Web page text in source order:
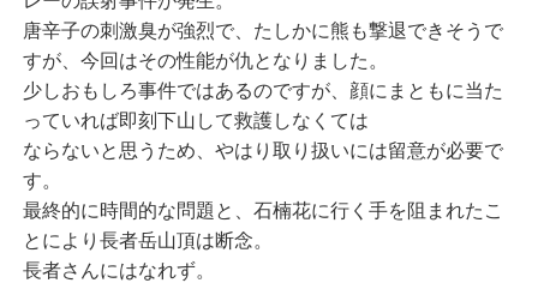
唐辛子の刺激臭が強烈で、たしかに熊も撃退できそうで
すが、今回はその性能が仇となりました。
少しおもしろ事件ではあるのですが、顔にまともに当た
っていれば即刻下山して救護しなくては
ならないと思うため、やはり取り扱いには留意が必要で
す。
最終的に時間的な問題と、石楠花に行く手を阻まれたこ
とにより長者岳山頂は断念。
長者さんにはなれず。